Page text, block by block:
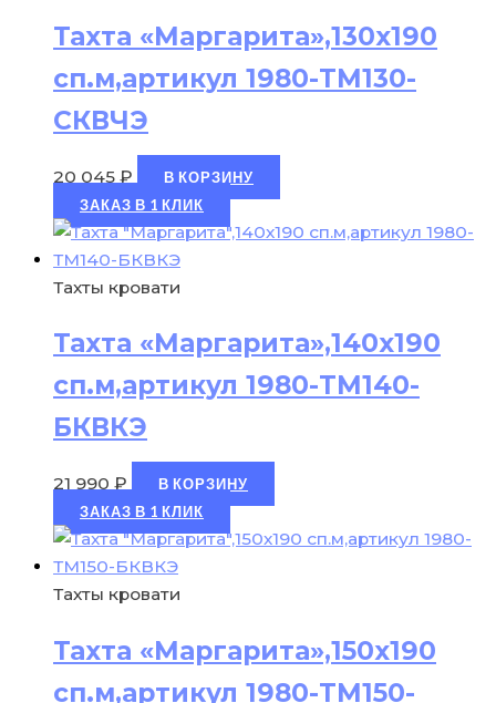
Тахта «Маргарита»,130х190
сп.м,артикул 1980-ТМ130-
СКВЧЭ
20 045 ₽
В КОРЗИНУ
ЗАКАЗ В 1 КЛИК
Тахты кровати
Тахта «Маргарита»,140х190
сп.м,артикул 1980-ТМ140-
БКВКЭ
21 990 ₽
В КОРЗИНУ
ЗАКАЗ В 1 КЛИК
Тахты кровати
Тахта «Маргарита»,150х190
сп.м,артикул 1980-ТМ150-